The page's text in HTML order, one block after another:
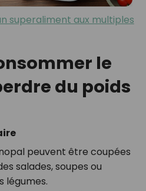
superaliment aux multiples
le
du poids
peuvent être coupées
salades, soupes ou
légumes.